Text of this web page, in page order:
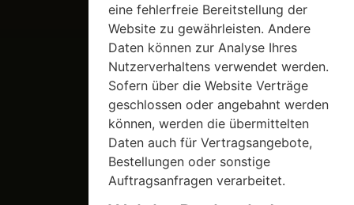
eine fehlerfreie Bereitstellung der
Website zu gewährleisten. Andere
Daten können zur Analyse Ihres
Nutzerverhaltens verwendet werden.
Sofern über die Website Verträge
geschlossen oder angebahnt werden
können, werden die übermittelten
Daten auch für Vertragsangebote,
Bestellungen oder sonstige
Auftragsanfragen verarbeitet.